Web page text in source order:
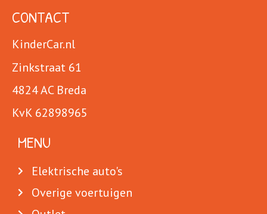
CONTACT
KinderCar.nl
Zinkstraat 61
4824 AC Breda
KvK 62898965
MENU
Elektrische auto's
Overige voertuigen